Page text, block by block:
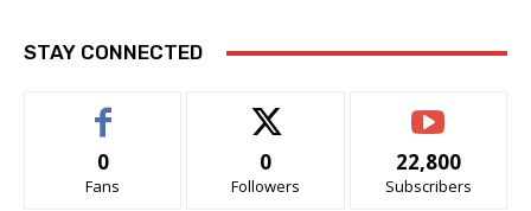
STAY CONNECTED
0
Fans
0
Followers
22,800
Subscribers